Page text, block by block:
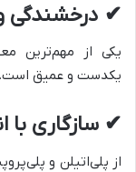
✔ درخشندگی
یکی از مهم‌ترین
یکدست و عمیق است.
✔ سازگاری با